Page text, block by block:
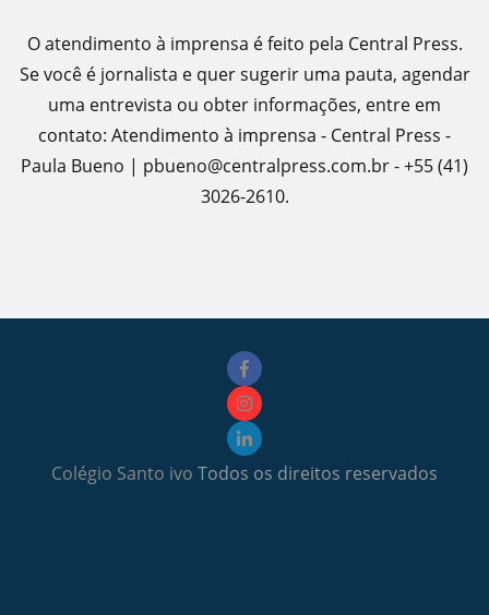
O atendimento à imprensa é feito pela Central Press.
Se você é jornalista e quer sugerir uma pauta, agendar
uma entrevista ou obter informações, entre em
contato: Atendimento à imprensa - Central Press -
Paula Bueno | pbueno@centralpress.com.br - +55 (41)
3026-2610.
Colégio Santo ivo Todos os direitos reservados